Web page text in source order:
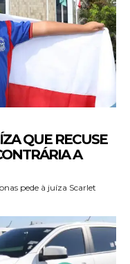
QUE RECUSE
A
pede à juíza Scarlet